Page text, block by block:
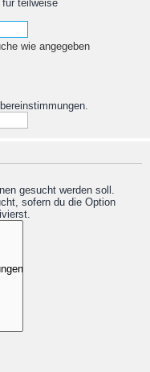
teilweise
wie angegeben
gesucht werden soll.
sofern du die Option